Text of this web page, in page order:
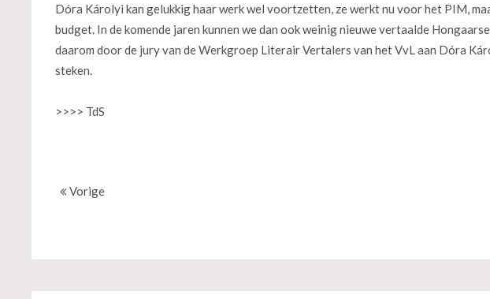
Dóra Károlyi kan gelukkig haar werk wel voortzetten, ze werkt nu voor het PIM,
budget. In de komende jaren kunnen we dan ook weinig nieuwe vertaalde
daarom door de jury van de Werkgroep Literair Vertalers van het VvL aan Dóra
steken.
>>>> TdS
Vorige